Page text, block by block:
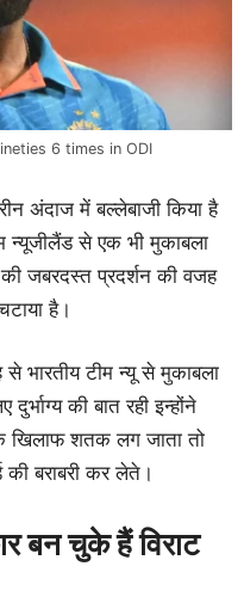
6 times in ODI
अंदाज में बल्लेबाजी किया है
न्यूजीलैंड से एक भी मुकाबला
की जबरदस्त प्रदर्शन की वजह
है।
से भारतीय टीम न्यू से मुकाबला
की बात रही इन्होंने
शतक लग जाता तो
की बराबरी कर लेते।
बन चुके हैं विराट